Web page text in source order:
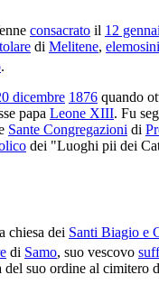
consacrato il 12
di Melitene,
.
dicembre 1876 quando
papa Leone XIII. Fu
Sante Congregazioni di
dei "Luoghi pii dei
chiesa dei Santi Biagio e
di Samo, suo vescovo
del suo ordine al cimitero